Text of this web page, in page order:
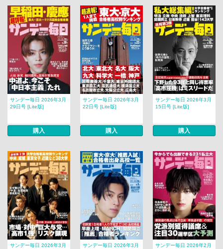
サンデー毎日 2026年3月
29日号 [Lite版]
購入
サンデー毎日 2026年3月
22日号 [Lite版]
購入
サンデー毎日 2026年3月
15日号 [Lite版]
購入
サンデー毎日 2026年3月
サンデー毎日 2026年3月
サンデー毎日 2026年2月